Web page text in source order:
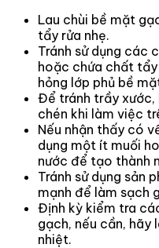
Lau chùi bề mặt
tẩy rửa nhẹ.
Tránh sử dụng các
hoặc chứa chất
hỏng lớp phủ bề
Để tránh trầy xước,
chén khi làm việc
Nếu nhận thấy có
dụng một ít muối
nước để tạo thành
Tránh sử dụng sản
mạnh để làm sạch
Định kỳ kiểm tra
gạch, nếu cần, hãy
nhiệt.